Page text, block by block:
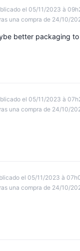
el 05/11/2023 à
una compra de 24/10/
better packaging to
el 05/11/2023 à
una compra de 24/10/
el 05/11/2023 à
una compra de 24/10/